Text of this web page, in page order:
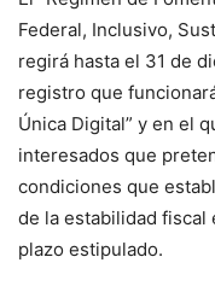
Federal, Inclusivo,
regirá hasta el 31 de
registro que
Única Digital” y en el
interesados que
condiciones que
de la estabilidad
plazo estipulado.